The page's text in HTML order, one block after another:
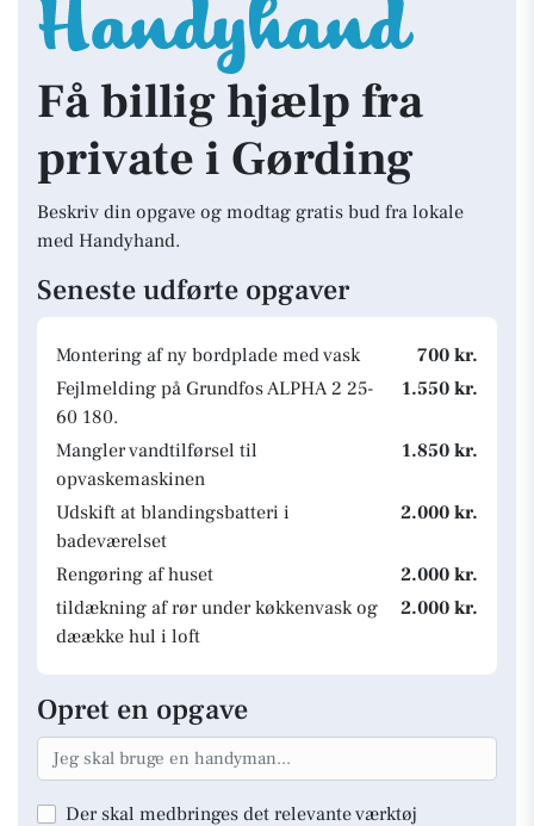
Få billig hjælp fra
private i Gørding
Beskriv din opgave og modtag gratis bud fra lokale
med Handyhand.
Seneste udførte opgaver
Montering af ny bordplade med vask
700 kr.
Fejlmelding på Grundfos ALPHA 2 25-
60 180.
1.550 kr.
Mangler vandtilførsel til
opvaskemaskinen
1.850 kr.
Udskift at blandingsbatteri i
badeværelset
2.000 kr.
Rengøring af huset
2.000 kr.
tildækning af rør under køkkenvask og
dæække hul i loft
2.000 kr.
Opret en opgave
Der skal medbringes det relevante værktøj